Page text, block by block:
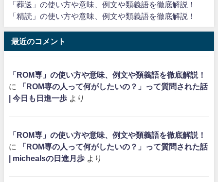
「葬送」の使い方や意味、例文や類義語を徹底解説！
「精読」の使い方や意味、例文や類義語を徹底解説！
最近のコメント
「ROM専」の使い方や意味、例文や類義語を徹底解説！
に
「ROM専の人って何がしたいの？」って質問された話
| 今日も日進一歩 より
「ROM専」の使い方や意味、例文や類義語を徹底解説！
に
「ROM専の人って何がしたいの？」って質問された話
| michealsの日進月歩 より